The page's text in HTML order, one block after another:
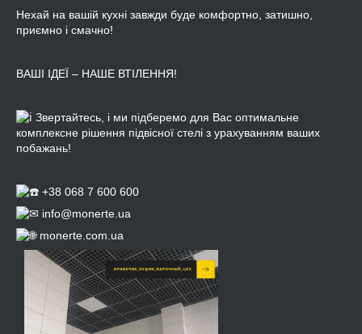
Нехай на вашій кухні завжди буде комфортно, затишно,
приємно і смачно!
ВАШІ ІДЕЇ – НАШЕ ВТІЛЕННЯ!
Звертайтесь, і ми підберемо для Вас оптимальне
комплексне рішення підвісної стелі з урахуванням ваших
побажань!
+38 068 7 600 600
info@monerte.ua
monerte.com.ua